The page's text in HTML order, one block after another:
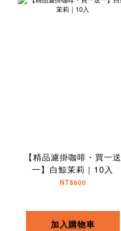
【精品濾掛咖啡・買一送
一】白鯨茉莉｜10入
NT$600
加入購物車